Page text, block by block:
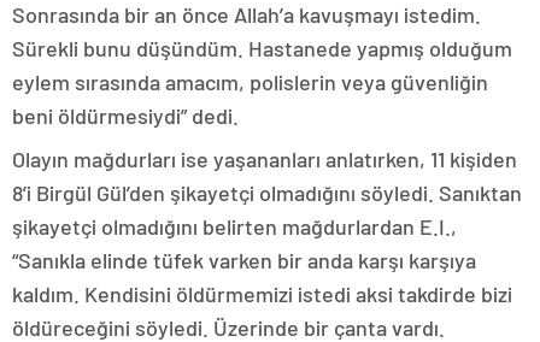
Sonrasında bir an önce Allah’a kavuşmayı istedim.
Sürekli bunu düşündüm. Hastanede yapmış olduğum
eylem sırasında amacım, polislerin veya güvenliğin
beni öldürmesiydi” dedi.
Olayın mağdurları ise yaşananları anlatırken, 11 kişiden
8’i Birgül Gül’den şikayetçi olmadığını söyledi. Sanıktan
şikayetçi olmadığını belirten mağdurlardan E.I.,
“Sanıkla elinde tüfek varken bir anda karşı karşıya
kaldım. Kendisini öldürmemizi istedi aksi takdirde bizi
öldüreceğini söyledi. Üzerinde bir çanta vardı.